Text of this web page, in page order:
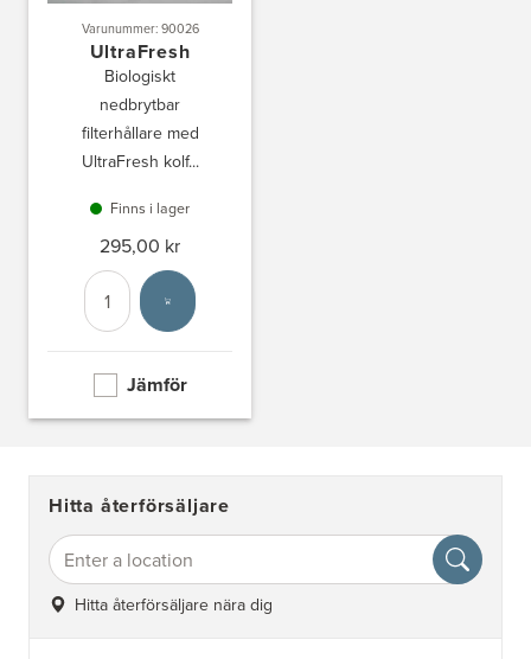
Varunummer: 90026
UltraFresh
Biologiskt
nedbrytbar
filterhållare med
UltraFresh kolf...
Finns i lager
295,00 kr
Antal
Välj enhet
Jämför
Hitta återförsäljare
Hitta återförsäljare nära dig